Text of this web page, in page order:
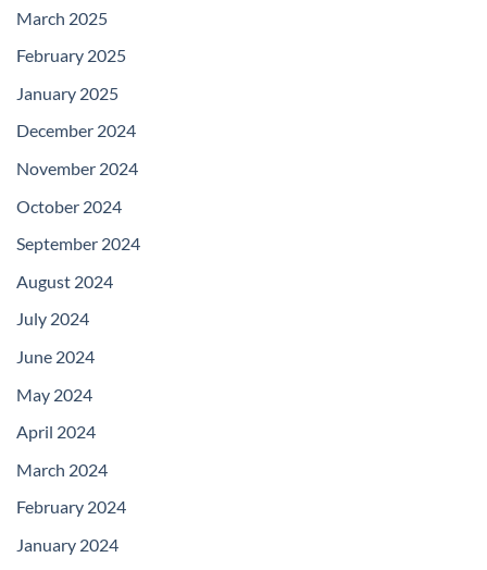
March 2025
February 2025
January 2025
December 2024
November 2024
October 2024
September 2024
August 2024
July 2024
June 2024
May 2024
April 2024
March 2024
February 2024
January 2024